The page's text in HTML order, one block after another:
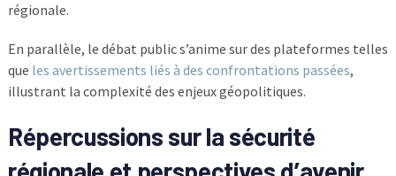
régionale.
En parallèle, le débat public s’anime sur des plateformes telles
que les avertissements liés à des confrontations passées,
illustrant la complexité des enjeux géopolitiques.
Répercussions sur la sécurité